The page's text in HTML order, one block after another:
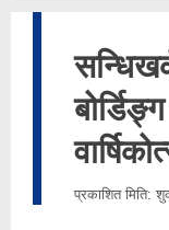
प्रकाशित मिति: